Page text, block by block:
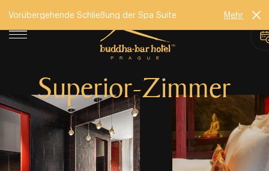
Superior⁠⁠⁠⁠⁠⁠⁠⁠⁠-⁠⁠⁠⁠⁠⁠⁠⁠⁠Zimmer
Vorübergehende Schließung der Spa Suite Mehr